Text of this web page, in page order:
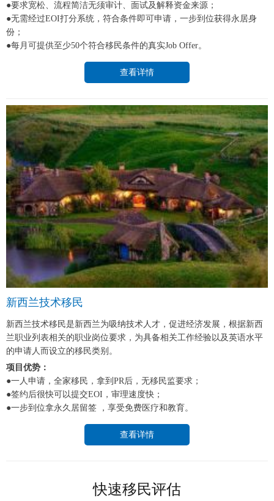
●要求宽松、流程简洁无须审计、面试及解释资金来源；
●无需经过EOI打分系统，符合条件即可申请，一步到位获得永居身
份；
●每月可提供至少50个符合移民条件的真实Job Offer。
查看详情
新西兰技术移民
新西兰技术移民是新西兰为吸纳技术人才，促进经济发展，根据新西
兰职业列表相关的职业岗位要求，为具备相关工作经验以及英语水平
的申请人而设立的移民类别。
项目优势：
●一人申请，全家移民，拿到PR后，无移民监要求；
●签约后很快可以提交EOI，审理速度快；
●一步到位拿永久居留签 ，享受免费医疗和教育。
查看详情
快速移民评估